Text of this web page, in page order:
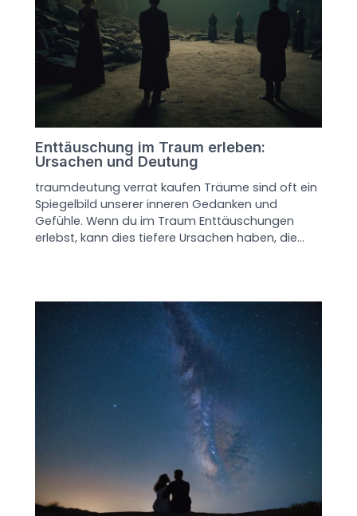
Enttäuschung im Traum erleben:
Ursachen und Deutung
traumdeutung verrat kaufen Träume sind oft ein
Spiegelbild unserer inneren Gedanken und
Gefühle. Wenn du im Traum Enttäuschungen
erlebst, kann dies tiefere Ursachen haben, die…